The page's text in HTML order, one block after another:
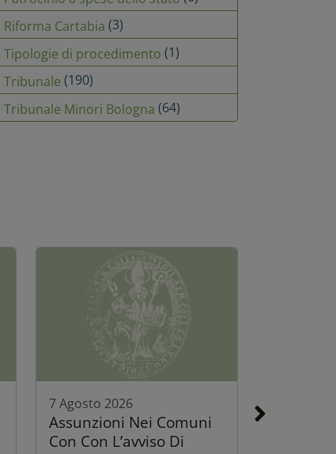
Riforma Cartabia (3)
Tipologie di procedimento (1)
Tribunale (190)
Tribunale Minori Bologna (64)
7 Agosto 2026
Assunzioni Nei Comuni
Con Con L’avviso Di